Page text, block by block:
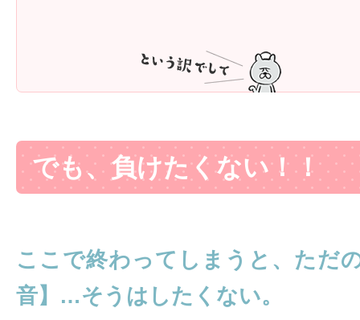
でも、負けたくない！！
ここで終わってしまうと、ただ
音】…そうはしたくない。